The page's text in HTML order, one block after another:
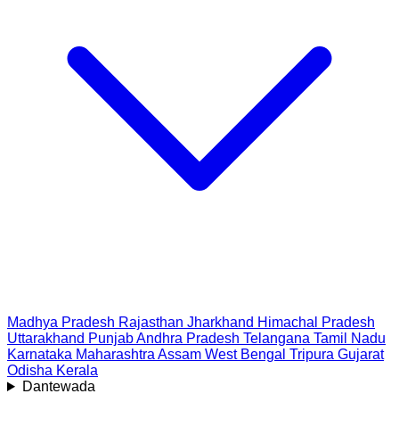
Madhya Pradesh Rajasthan Jharkhand Himachal Pradesh
Uttarakhand PunjabAndhra Pradesh Telangana Tamil Nadu
Karnataka Maharashtra Assam West Bengal Tripura Gujarat
Odisha Kerala
Dantewada